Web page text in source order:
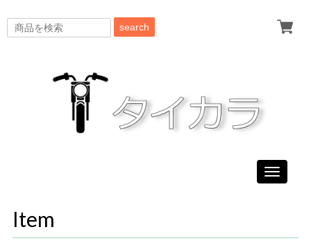
search
Toggle
Item